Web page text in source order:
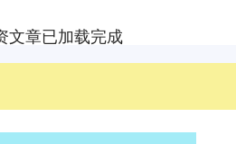
文章已加载完成